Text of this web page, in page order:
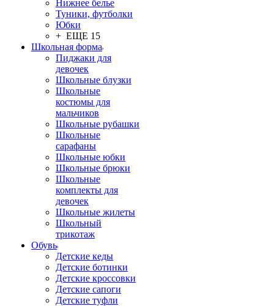
Нижнее белье
Туники, футболки
Юбки
+ ЕЩЕ 15
Школьная форма
Пиджаки для
девочек
Школьные блузки
Школьные
костюмы для
мальчиков
Школьные рубашки
Школьные
сарафаны
Школьные юбки
Школьные брюки
Школьные
комплекты для
девочек
Школьные жилеты
Школьный
трикотаж
Обувь
Детские кеды
Детские ботинки
Детские кроссовки
Детские сапоги
Детские туфли